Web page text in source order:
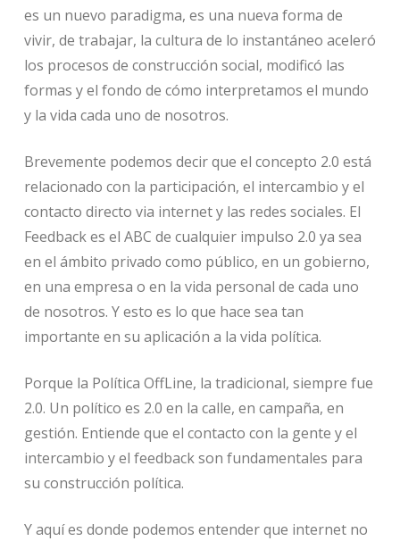
es un nuevo paradigma, es una nueva forma de
vivir, de trabajar, la cultura de lo instantáneo aceleró
los procesos de construcción social, modificó las
formas y el fondo de cómo interpretamos el mundo
y la vida cada uno de nosotros.
Brevemente podemos decir que el concepto 2.0 está
relacionado con la participación, el intercambio y el
contacto directo via internet y las redes sociales. El
Feedback es el ABC de cualquier impulso 2.0 ya sea
en el ámbito privado como público, en un gobierno,
en una empresa o en la vida personal de cada uno
de nosotros. Y esto es lo que hace sea tan
importante en su aplicación a la vida política.
Porque la Política OffLine, la tradicional, siempre fue
2.0. Un político es 2.0 en la calle, en campaña, en
gestión. Entiende que el contacto con la gente y el
intercambio y el feedback son fundamentales para
su construcción política.
Y aquí es donde podemos entender que internet no